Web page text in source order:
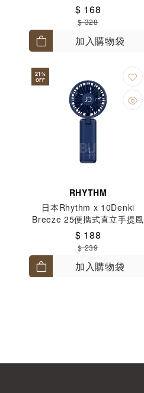
$ 168
$ 328
加入購物袋
21%
OFF
RHYTHM
日本Rhythm x 10Denki
Breeze 25便㩦式直立手提風
扇 深藍色
$ 188
$ 239
加入購物袋